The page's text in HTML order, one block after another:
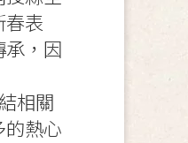
春表
承，因
相關
的熱心